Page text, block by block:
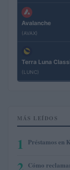
Avalanche
(AVAX)
Terra Luna
(LUNC)
MÁS LEÍDOS
1 Préstamos en
Cómo